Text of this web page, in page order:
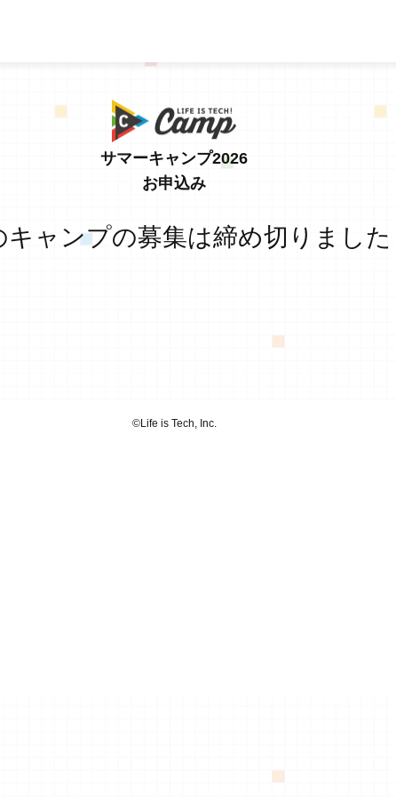
サマーキャンプ2026
お申込み
キャンプの募集は締め切りました
©︎Life is Tech, Inc.